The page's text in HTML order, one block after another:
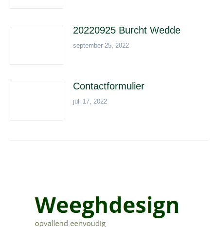
20220925 Burcht Wedde
september 25, 2022
Contactformulier
juli 17, 2022